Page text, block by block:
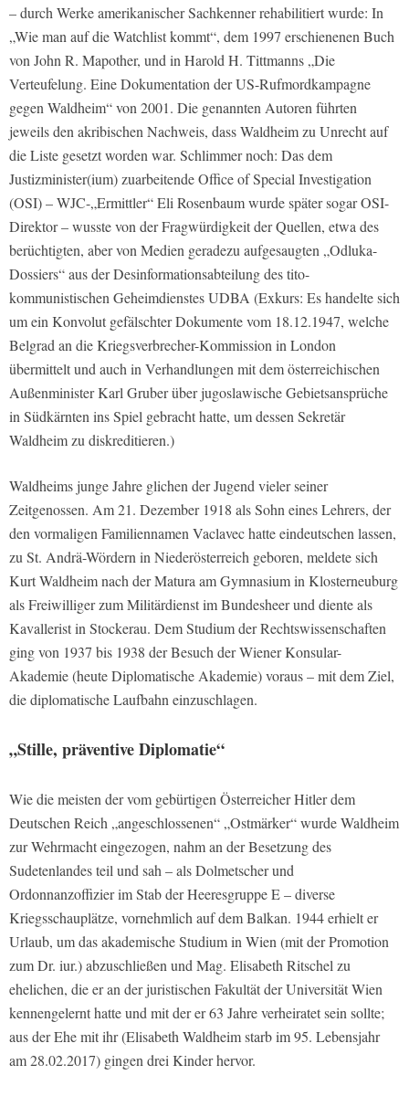
– durch Werke amerikanischer Sachkenner rehabilitiert wurde: In
„Wie man auf die Watchlist kommt“, dem 1997 erschienenen Buch
von John R. Mapother, und in Harold H. Tittmanns „Die
Verteufelung. Eine Dokumentation der US-Rufmordkampagne
gegen Waldheim“ von 2001. Die genannten Autoren führten
jeweils den akribischen Nachweis, dass Waldheim zu Unrecht auf
die Liste gesetzt worden war. Schlimmer noch: Das dem
Justizminister(ium) zuarbeitende Office of Special Investigation
(OSI) – WJC-„Ermittler“ Eli Rosenbaum wurde später sogar OSI-
Direktor – wusste von der Fragwürdigkeit der Quellen, etwa des
berüchtigten, aber von Medien geradezu aufgesaugten „Odluka-
Dossiers“ aus der Desinformationsabteilung des tito-
kommunistischen Geheimdienstes UDBA (Exkurs: Es handelte sich
um ein Konvolut gefälschter Dokumente vom 18.12.1947, welche
Belgrad an die Kriegsverbrecher-Kommission in London
übermittelt und auch in Verhandlungen mit dem österreichischen
Außenminister Karl Gruber über jugoslawische Gebietsansprüche
in Südkärnten ins Spiel gebracht hatte, um dessen Sekretär
Waldheim zu diskreditieren.)
Waldheims junge Jahre glichen der Jugend vieler seiner
Zeitgenossen. Am 21. Dezember 1918 als Sohn eines Lehrers, der
den vormaligen Familiennamen Vaclavec hatte eindeutschen lassen,
zu St. Andrä-Wördern in Niederösterreich geboren, meldete sich
Kurt Waldheim nach der Matura am Gymnasium in Klosterneuburg
als Freiwilliger zum Militärdienst im Bundesheer und diente als
Kavallerist in Stockerau. Dem Studium der Rechtswissenschaften
ging von 1937 bis 1938 der Besuch der Wiener Konsular-
Akademie (heute Diplomatische Akademie) voraus – mit dem Ziel,
die diplomatische Laufbahn einzuschlagen.
„Stille, präventive Diplomatie“
Wie die meisten der vom gebürtigen Österreicher Hitler dem
Deutschen Reich „angeschlossenen“ „Ostmärker“ wurde Waldheim
zur Wehrmacht eingezogen, nahm an der Besetzung des
Sudetenlandes teil und sah – als Dolmetscher und
Ordonnanzoffizier im Stab der Heeresgruppe E – diverse
Kriegsschauplätze, vornehmlich auf dem Balkan. 1944 erhielt er
Urlaub, um das akademische Studium in Wien (mit der Promotion
zum Dr. iur.) abzuschließen und Mag. Elisabeth Ritschel zu
ehelichen, die er an der juristischen Fakultät der Universität Wien
kennengelernt hatte und mit der er 63 Jahre verheiratet sein sollte;
aus der Ehe mit ihr (Elisabeth Waldheim starb im 95. Lebensjahr
am 28.02.2017) gingen drei Kinder hervor.